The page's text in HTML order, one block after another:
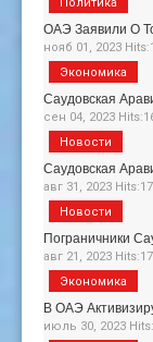
ОАЭ Заявили О
нояб 01, 2023
Политика
Саудовская
сен 04, 2023
Экономика
Саудовская
авг 31, 2023
Новости
Пограничники
авг 21, 2023
Новости
В ОАЭ
июль 30, 2023
Экономика